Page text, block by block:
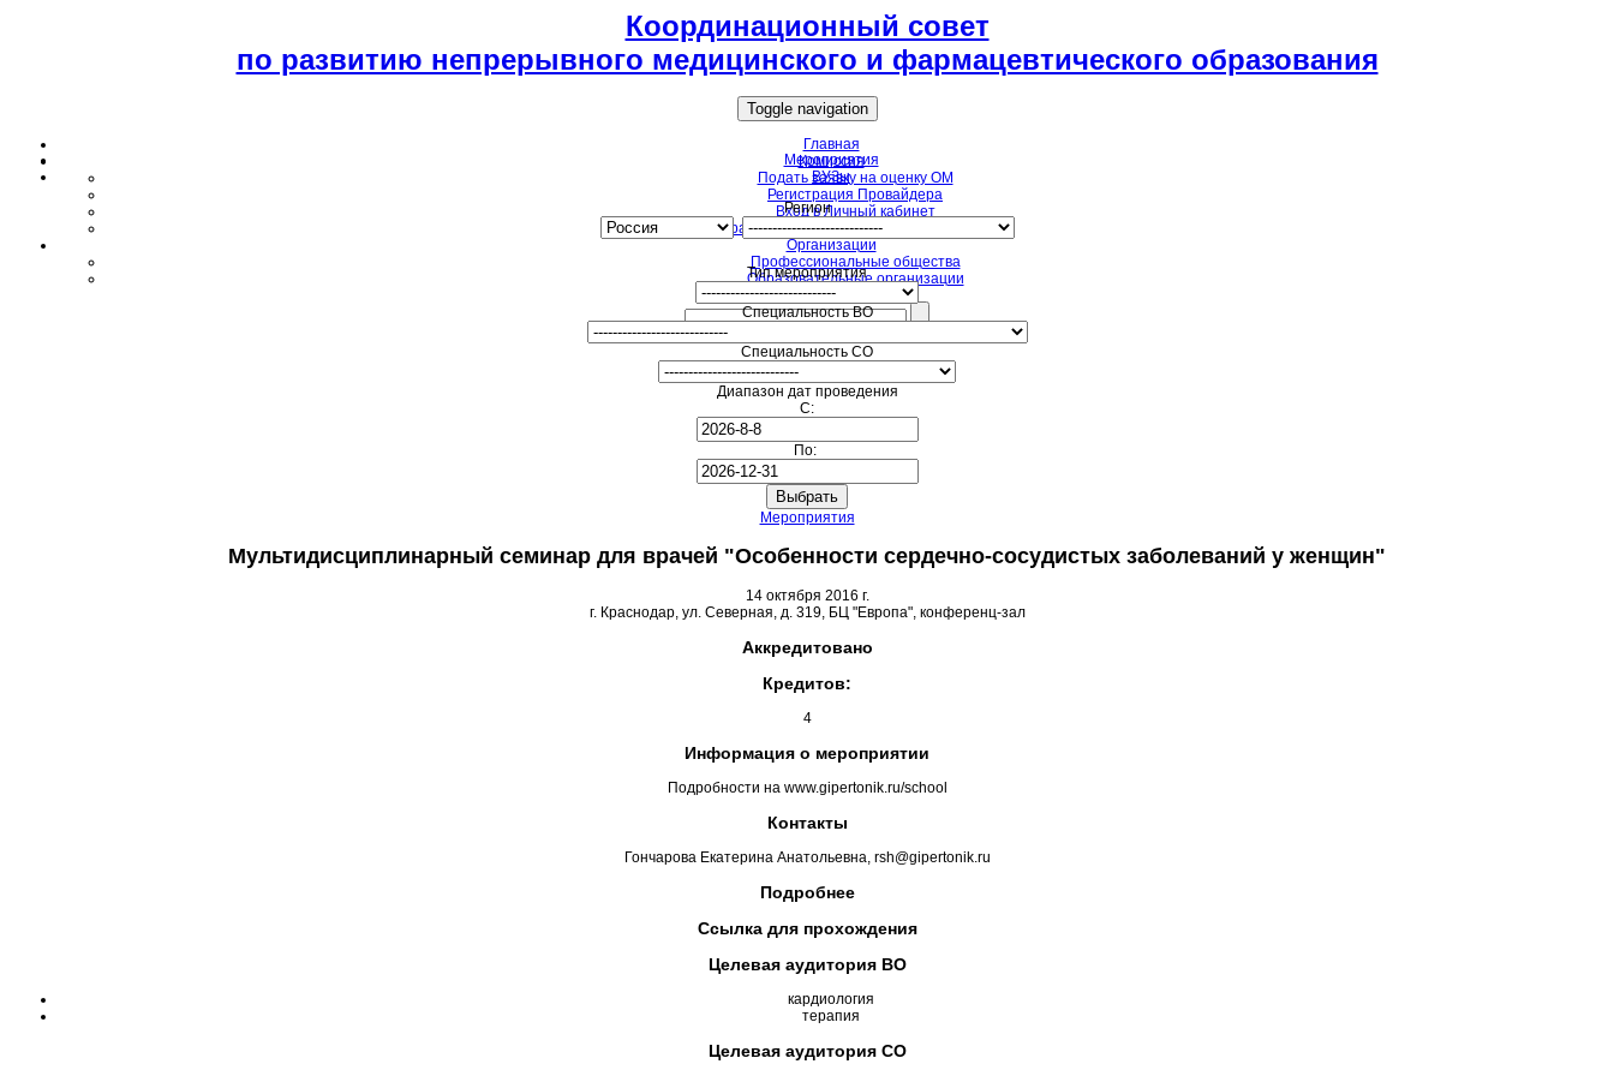
Координационный совет
по развитию непрерывного медицинского и фармацевтического образования
Toggle navigation
Главная
Комиссия
Подать заявку на оценку ОМ
Регистрация Провайдера
Вход в Личный кабинет
Образовательные мероприятия для НМО
Организации
Профессиональные общества
Образовательные организации
Мероприятия
ВУЗы
Регион
Тип мероприятия
Специальность ВО
Специальность СО
Диапазон дат проведения
С:
По:
Мероприятия
Мультидисциплинарный семинар для врачей "Особенности сердечно-сосудистых заболеваний у женщин"
14 октября 2016 г.
г. Краснодар, ул. Северная, д. 319, БЦ "Европа", конференц-зал
Аккредитовано
Кредитов:
4
Информация о мероприятии
Подробности на www.gipertonik.ru/school
Контакты
Гончарова Екатерина Анатольевна, rsh@gipertonik.ru
Подробнее
Ссылка для прохождения
Целевая аудитория ВО
кардиология
терапия
Целевая аудитория СО